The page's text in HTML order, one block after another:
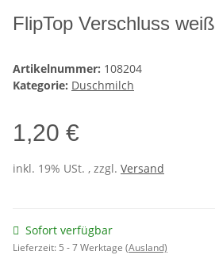
FlipTop Verschluss weiß
Artikelnummer: 108204
Kategorie: Duschmilch
1,20 €
inkl. 19% USt. , zzgl. Versand
Sofort verfügbar
Lieferzeit: 5 - 7 Werktage (Ausland)